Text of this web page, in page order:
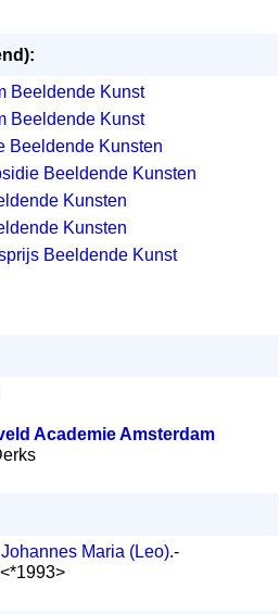
Beeldende Kunst
Beeldende Kunst
Beeldende Kunsten
Beeldende Kunsten
Kunsten
Kunsten
Beeldende Kunst
Academie Amsterdam
Maria (Leo).-